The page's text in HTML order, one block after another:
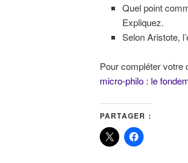
Quel point
Expliquez.
Selon Aristote,
Pour compléter votre
micro-philo : le
PARTAGER :